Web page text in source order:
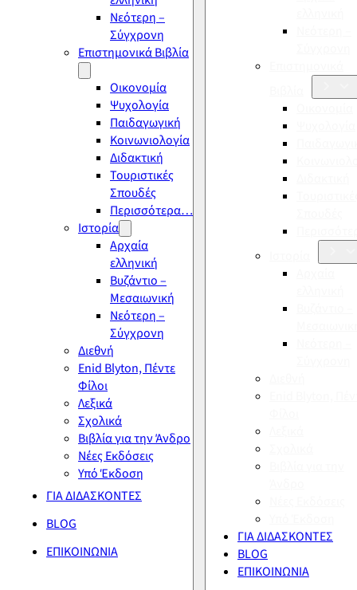
Νεότερη –
Σύγχρονη
Επιστημονικά Βιβλία
Οικονομία
Ψυχολογία
Παιδαγωγική
Κοινωνιολογία
Διδακτική
Τουριστικές
Σπουδές
Περισσότερα…
Ιστορία
Αρχαία
ελληνική
Βυζάντιο –
Μεσαιωνική
Νεότερη –
Σύγχρονη
Διεθνή
Enid Blyton, Πέντε
Φίλοι
Λεξικά
Σχολικά
Βιβλία για την Άνδρο
Νέες Εκδόσεις
Υπό Έκδοση
ΓΙΑ ΔΙΔΑΣΚΟΝΤΕΣ
BLOG
ΕΠΙΚΟΙΝΩΝΙΑ
ΓΙΑ ΔΙΔΑΣΚΟΝΤΕΣ
BLOG
ΕΠΙΚΟΙΝΩΝΙΑ